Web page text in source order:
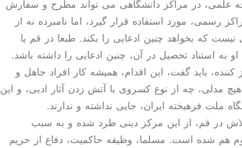
در مراكز دانشگاهی می تواند مطرح و سفارش
رسمی، مورد استفاده قرار گیرد، اما نامبرده نه از
كه بخواهد چنین ادعایی را بكند. طبعا در قم یا
استناد تحصیل در آن، چنین ادعایی را داشته باشد.
باید گفت، این اقدام، همیشه كار افراد جاهل و
مدلی، چه از نوع كسروی با آتش زدن آثار ادبی، و این
فرهیخته ایران، جایی نداشته و ندارند.
در قم، از این مركز دینی طرد شده و به سبب
هم شده است. مسلما، وظیفه حاكمیت، دفاع از حریم